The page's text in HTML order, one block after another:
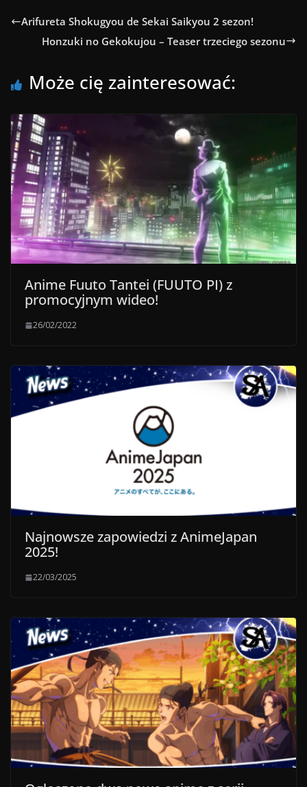
Arifureta Shokugyou de Sekai Saikyou 2 sezon!
Honzuki no Gekokujou – Teaser trzeciego sezonu
Może cię zainteresować:
Anime Fuuto Tantei (FUUTO PI) z
promocyjnym wideo!
26/02/2022
Najnowsze zapowiedzi z AnimeJapan
2025!
22/03/2025